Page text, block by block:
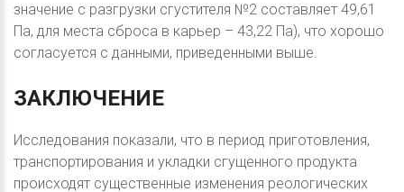
значение с разгрузки сгустителя №2 составляет 49,61
Па, для места сброса в карьер – 43,22 Па), что хорошо
согласуется с данными, приведенными выше.
ЗАКЛЮЧЕНИЕ
Исследования показали, что в период приготовления,
транспортирования и укладки сгущенного продукта
происходят существенные изменения реологических